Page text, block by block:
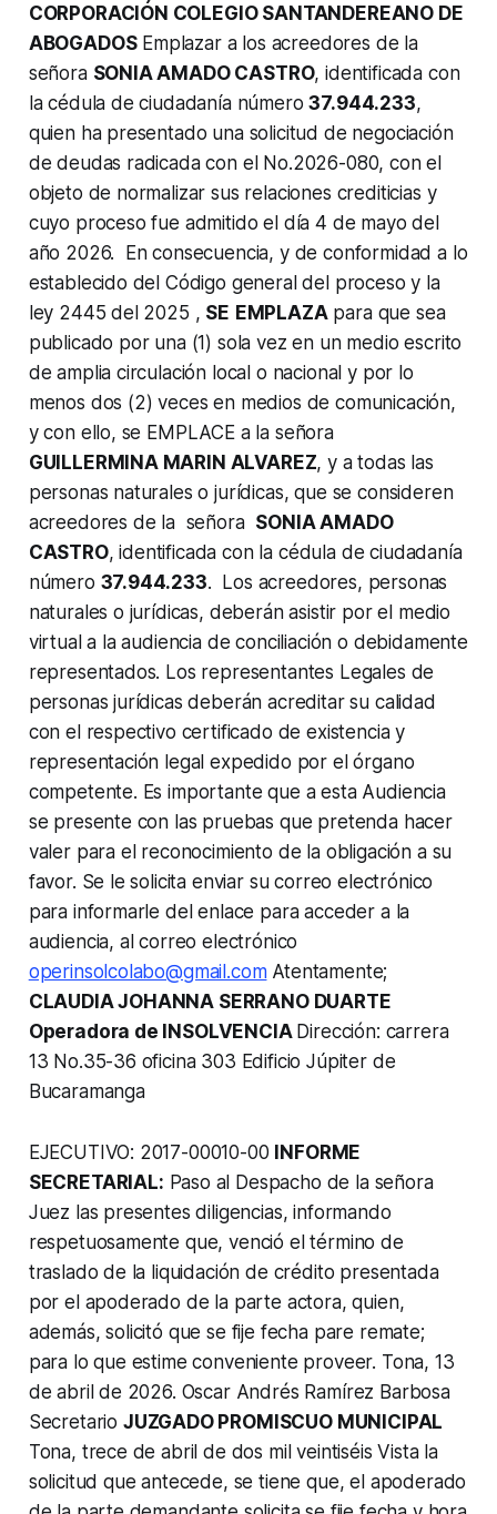
CORPORACIÓN COLEGIO SANTANDEREANO DE
ABOGADOSEmplazar a los acreedores de la
señora SONIA AMADO CASTRO, identificada con
la cédula de ciudadanía número37.944.233,
quien ha presentado una solicitud de negociación
de deudas radicada con el No.2026-080, con el
objeto de normalizar sus relaciones crediticias y
cuyo proceso fue admitido el día 4 de mayo del
año 2026. En consecuencia, y de conformidad a lo
establecido del Código general del proceso y la
ley 2445 del 2025 , SE EMPLAZApara que sea
publicado por una (1) sola vez en un medio escrito
de amplia circulación local o nacional y por lo
menos dos (2) veces en medios de comunicación,
y con ello, se EMPLACE a la señora
GUILLERMINA MARIN ALVAREZ, y a todas las
personas naturales o jurídicas, que se consideren
acreedores de la señora SONIA AMADO
CASTRO, identificada con la cédula de ciudadanía
número 37.944.233. Los acreedores, personas
naturales o jurídicas, deberán asistir por el medio
virtual a la audiencia de conciliación o debidamente
representados. Los representantes Legales de
personas jurídicas deberán acreditar su calidad
con el respectivo certificado de existencia y
representación legal expedido por el órgano
competente. Es importante que a esta Audiencia
se presente con las pruebas que pretenda hacer
valer para el reconocimiento de la obligación a su
favor. Se le solicita enviar su correo electrónico
para informarle del enlace para acceder a la
audiencia, al correo electrónico
operinsolcolabo@gmail.comAtentamente;
CLAUDIA JOHANNA SERRANO DUARTE
Operadora de INSOLVENCIA Dirección: carrera
13 No.35-36 oficina 303 Edificio Júpiter de
Bucaramanga
EJECUTIVO: 2017-00010-00 INFORME
SECRETARIAL: Paso al Despacho de la señora
Juez las presentes diligencias, informando
respetuosamente que, venció el término de
traslado de la liquidación de crédito presentada
por el apoderado de la parte actora, quien,
además, solicitó que se fije fecha pare remate;
para lo que estime conveniente proveer. Tona, 13
de abril de 2026. Oscar Andrés Ramírez Barbosa
Secretario JUZGADO PROMISCUO MUNICIPAL
Tona, trece de abril de dos mil veintiséis Vista la
solicitud que antecede, se tiene que, el apoderado